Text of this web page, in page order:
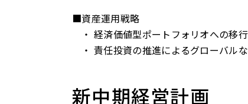
■資産運用戦略
・ 経済価値型ポートフォリオへの移
・ 責任投資の推進によるグローバル
新中期経営計画